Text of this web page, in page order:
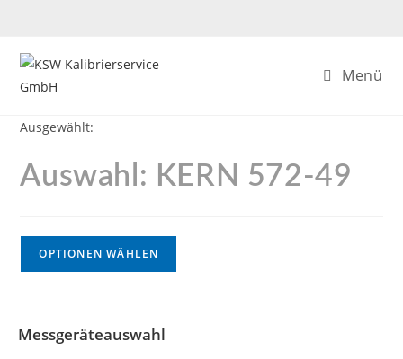
Menü
Ausgewählt:
Auswahl: KERN 572-49
OPTIONEN WÄHLEN
Messgeräteauswahl